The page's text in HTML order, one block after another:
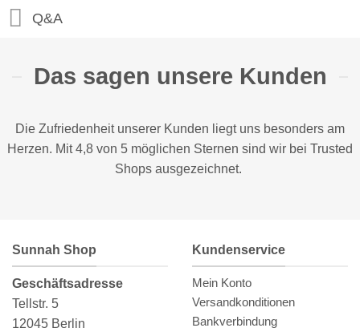
Q&A
Das sagen unsere Kunden
Die Zufriedenheit unserer Kunden liegt uns besonders am
Herzen. Mit 4,8 von 5 möglichen Sternen sind wir bei Trusted
Shops ausgezeichnet.
Sunnah Shop
Geschäftsadresse
Tellstr. 5
12045 Berlin
Kundenservice
Mein Konto
Versandkonditionen
Bankverbindung